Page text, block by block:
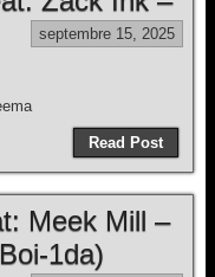
septembre 15, 2025
Read Post
Meek Mill –
1da)